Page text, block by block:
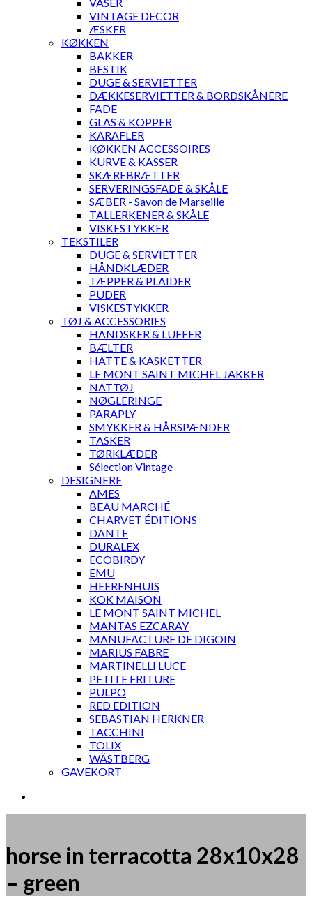
VINTAGE DECOR
ÆSKER
KØKKEN
BAKKER
BESTIK
DUGE & SERVIETTER
DÆKKESERVIETTER & BORDSKÅNERE
FADE
GLAS & KOPPER
KARAFLER
KØKKEN ACCESSOIRES
KURVE & KASSER
SKÆREBRÆTTER
SERVERINGSFADE & SKÅLE
SÆBER - Savon de Marseille
TALLERKENER & SKÅLE
VISKESTYKKER
TEKSTILER
DUGE & SERVIETTER
HÅNDKLÆDER
TÆPPER & PLAIDER
PUDER
VISKESTYKKER
TØJ & ACCESSORIES
HANDSKER & LUFFER
BÆLTER
HATTE & KASKETTER
LE MONT SAINT MICHEL JAKKER
NATTØJ
NØGLERINGE
PARAPLY
SMYKKER & HÅRSPÆNDER
TASKER
TØRKLÆDER
Sélection Vintage
DESIGNERE
AMES
BEAU MARCHÉ
CHARVET ÉDITIONS
DANTE
DURALEX
ECOBIRDY
EMU
HEERENHUIS
KOK MAISON
LE MONT SAINT MICHEL
MANTAS EZCARAY
MANUFACTURE DE DIGOIN
MARIUS FABRE
MARTINELLI LUCE
PETITE FRITURE
PULPO
RED EDITION
SEBASTIAN HERKNER
TACCHINI
TOLIX
WÄSTBERG
GAVEKORT
horse in terracotta 28x10x28
– green